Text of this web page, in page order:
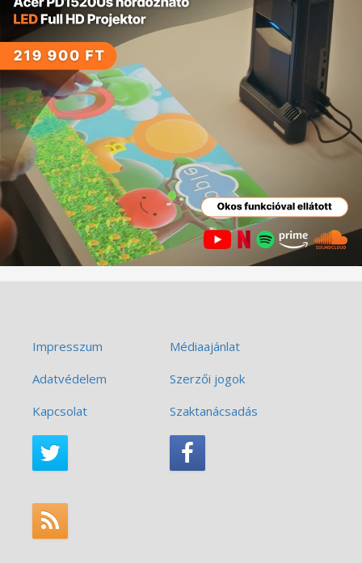
Impresszum
Médiaajánlat
Adatvédelem
Szerzői jogok
Kapcsolat
Szaktanácsadás